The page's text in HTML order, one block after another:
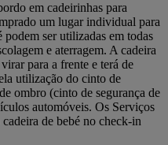
em cadeirinhas para
um lugar individual para
podem ser utilizadas em todas
e aterragem. A cadeira
para a frente e terá de
utilização do cinto de
ombro (cinto de segurança de
automóveis. Os Serviços
de bebé no check-in